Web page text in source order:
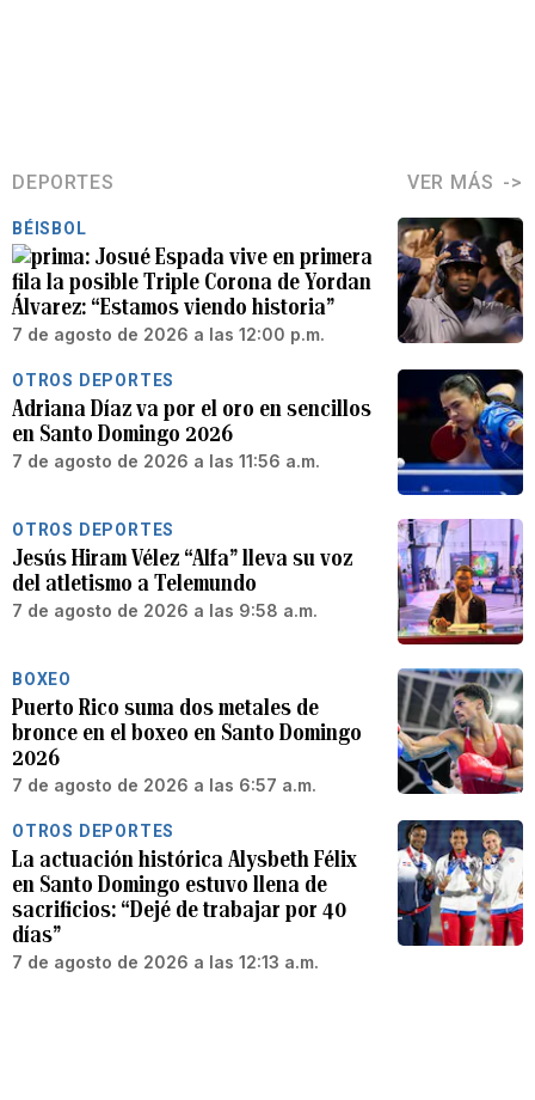
DEPORTES VER MÁS
BÉISBOL
Josué Espada vive en primera
fila la posible Triple Corona de Yordan
Álvarez: “Estamos viendo historia”
7 de agosto de 2026 a las 12:00 p.m.
OTROS DEPORTES
Adriana Díaz va por el oro en sencillos
en Santo Domingo 2026
7 de agosto de 2026 a las 11:56 a.m.
OTROS DEPORTES
Jesús Hiram Vélez “Alfa” lleva su voz
del atletismo a Telemundo
7 de agosto de 2026 a las 9:58 a.m.
BOXEO
Puerto Rico suma dos metales de
bronce en el boxeo en Santo Domingo
2026
7 de agosto de 2026 a las 6:57 a.m.
OTROS DEPORTES
La actuación histórica Alysbeth Félix
en Santo Domingo estuvo llena de
sacrificios: “Dejé de trabajar por 40
días”
7 de agosto de 2026 a las 12:13 a.m.